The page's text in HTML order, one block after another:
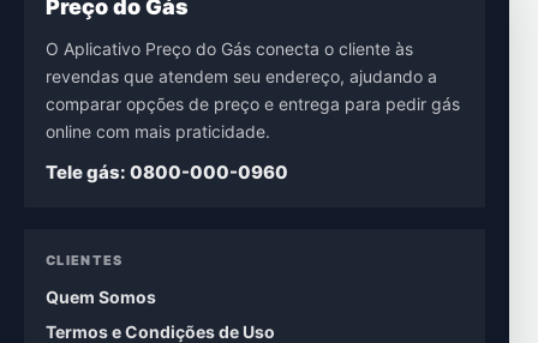
Preço do Gás
O Aplicativo Preço do Gás conecta o cliente às
revendas que atendem seu endereço, ajudando a
comparar opções de preço e entrega para pedir gás
online com mais praticidade.
Tele gás: 0800-000-0960
CLIENTES
Quem Somos
Termos e Condições de Uso